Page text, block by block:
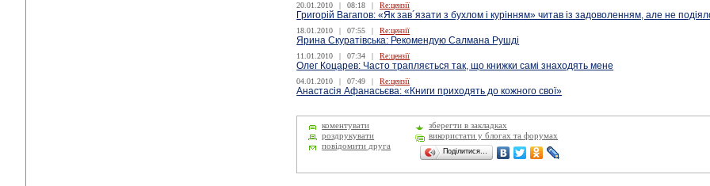
20.01.2010 | 08:18 | Re:цензії
Григорій Вагапов: «Як зав´язати з бухлом і курінням» читав із задоволенням, але не
18.01.2010 | 07:55 | Re:цензії
Ярина Скуратівська: Рекомендую Салмана Рушді
11.01.2010 | 07:34 | Re:цензії
Олег Коцарев: Часто трапляється так, що книжки самі знаходять мене
04.01.2010 | 07:49 | Re:цензії
Анастасія Афанасьєва: «Книги приходять до кожного свої»
коментувати
зберегти в закладках
роздрукувати
використати у блогах та форумах
повідомити друга
Поділитися…